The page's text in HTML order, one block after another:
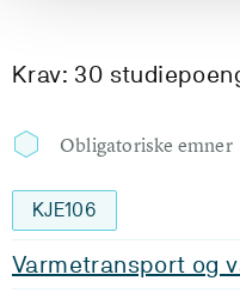
Krav: 30
Obligatoriske emner
KJE106
Varmetransport og